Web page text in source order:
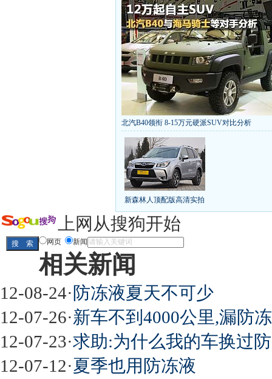
北汽B40领衔 8-15万元硬派SUV对比分析
丰田推八款低价新车 全新RAV4海外售
第九代雅阁/本田新小SUV
凯越已跌至8折甩卖 6款合资自主车是真的低价
给中国人争气的热销SUV 全新马自达6：海外
10万元新车叫板合资 15万买车谁好
长城2013年新SUV规划曝光
全新胜达23日上市 秒杀日系的SUV
大众6万
最高法解释：醉驾毒驾发生交通事故 交强险应
新森林人顶配版高清实拍
屌丝必看世界末日逃亡车
最强山寨 又奥迪又奔驰
上网从搜狗开始
网页 新闻
相关新闻
12-08-24· 防冻液夏天不可少
12-07-26·新车不到4000公里,漏防
12-07-23·求助:为什么我的车换过
12-07-12·夏季也用防冻液